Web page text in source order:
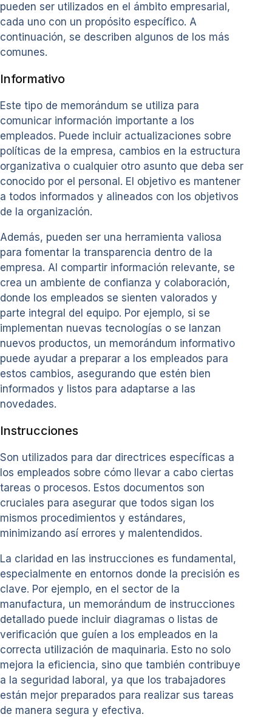
pueden ser utilizados en el ámbito empresarial,
cada uno con un propósito específico. A
continuación, se describen algunos de los más
comunes.
Informativo
Este tipo de memorándum se utiliza para
comunicar información importante a los
empleados. Puede incluir actualizaciones sobre
políticas de la empresa, cambios en la estructura
organizativa o cualquier otro asunto que deba ser
conocido por el personal. El objetivo es mantener
a todos informados y alineados con los objetivos
de la organización.
Además, pueden ser una herramienta valiosa
para fomentar la transparencia dentro de la
empresa. Al compartir información relevante, se
crea un ambiente de confianza y colaboración,
donde los empleados se sienten valorados y
parte integral del equipo. Por ejemplo, si se
implementan nuevas tecnologías o se lanzan
nuevos productos, un memorándum informativo
puede ayudar a preparar a los empleados para
estos cambios, asegurando que estén bien
informados y listos para adaptarse a las
novedades.
Instrucciones
Son utilizados para dar directrices específicas a
los empleados sobre cómo llevar a cabo ciertas
tareas o procesos. Estos documentos son
cruciales para asegurar que todos sigan los
mismos procedimientos y estándares,
minimizando así errores y malentendidos.
La claridad en las instrucciones es fundamental,
especialmente en entornos donde la precisión es
clave. Por ejemplo, en el sector de la
manufactura, un memorándum de instrucciones
detallado puede incluir diagramas o listas de
verificación que guíen a los empleados en la
correcta utilización de maquinaria. Esto no solo
mejora la eficiencia, sino que también contribuye
a la seguridad laboral, ya que los trabajadores
están mejor preparados para realizar sus tareas
de manera segura y efectiva.